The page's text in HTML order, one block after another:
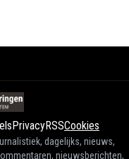
PrivacyRSSCookies
dagelijks, nieuws,
nieuwsberichten,